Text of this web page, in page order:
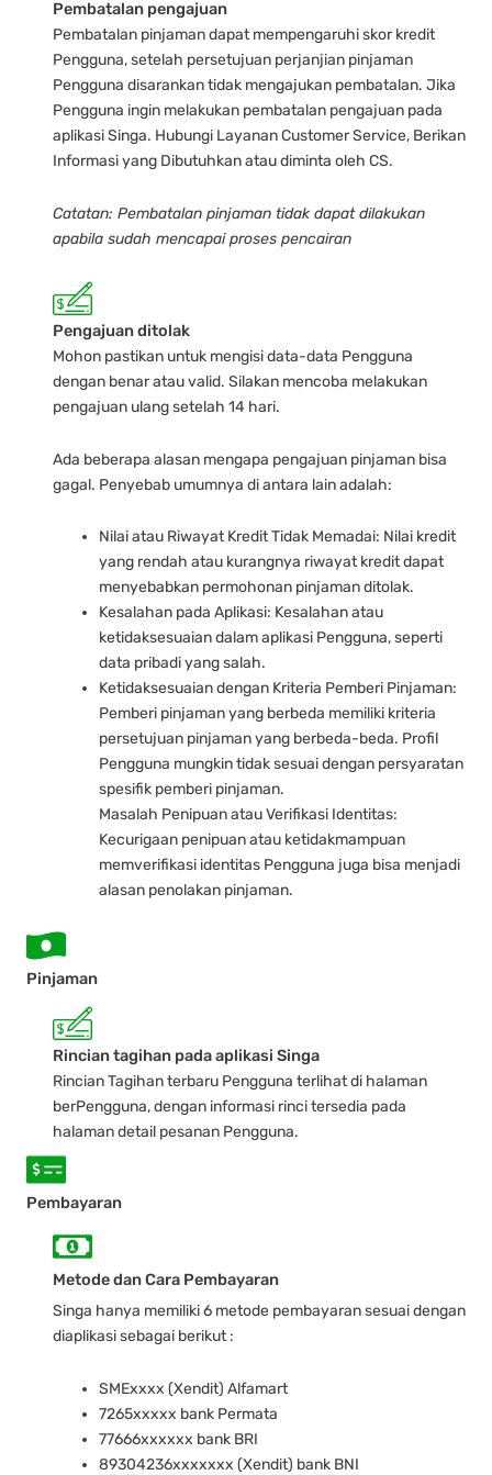
Pembatalan pengajuan
Pembatalan pinjaman dapat mempengaruhi skor kredit
Pengguna, setelah persetujuan perjanjian pinjaman
Pengguna disarankan tidak mengajukan pembatalan. Jika
Pengguna ingin melakukan pembatalan pengajuan pada
aplikasi Singa. Hubungi Layanan Customer Service, Berikan
Informasi yang Dibutuhkan atau diminta oleh CS.
Catatan: Pembatalan pinjaman tidak dapat dilakukan
apabila sudah mencapai proses pencairan
Pengajuan ditolak
Mohon pastikan untuk mengisi data-data Pengguna
dengan benar atau valid. Silakan mencoba melakukan
pengajuan ulang setelah 14 hari.
Ada beberapa alasan mengapa pengajuan pinjaman bisa
gagal. Penyebab umumnya di antara lain adalah:
Nilai atau Riwayat Kredit Tidak Memadai: Nilai kredit
yang rendah atau kurangnya riwayat kredit dapat
menyebabkan permohonan pinjaman ditolak.
Kesalahan pada Aplikasi: Kesalahan atau
ketidaksesuaian dalam aplikasi Pengguna, seperti
data pribadi yang salah.
Ketidaksesuaian dengan Kriteria Pemberi Pinjaman:
Pemberi pinjaman yang berbeda memiliki kriteria
persetujuan pinjaman yang berbeda-beda. Profil
Pengguna mungkin tidak sesuai dengan persyaratan
spesifik pemberi pinjaman.
Masalah Penipuan atau Verifikasi Identitas:
Kecurigaan penipuan atau ketidakmampuan
memverifikasi identitas Pengguna juga bisa menjadi
alasan penolakan pinjaman.
Pinjaman
Rincian tagihan pada aplikasi Singa
Rincian Tagihan terbaru Pengguna terlihat di halaman
berPengguna, dengan informasi rinci tersedia pada
halaman detail pesanan Pengguna.
Pembayaran
Metode dan Cara Pembayaran
Singa hanya memiliki 6 metode pembayaran sesuai dengan
diaplikasi sebagai berikut :
SMExxxx (Xendit) Alfamart
7265xxxxx bank Permata
77666xxxxxx bank BRI
89304236xxxxxxx (Xendit) bank BNI